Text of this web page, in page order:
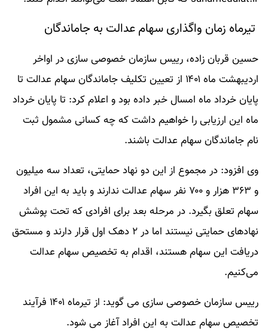
تیرماه زمان واگذاری سهام عدالت به جاماندگان
حسین قربان زاده، رییس سازمان خصوصی سازی در اواخر
اردیبهشت‌ ماه ۱۴۰۱ از تعیین تکلیف جاماندگان سهام عدالت تا
پایان خرداد ماه امسال خبر داده بود و اعلام کرد: تا پایان خرداد
ماه این ارزیابی را خواهیم داشت که چه کسانی مشمول ثبت
‌نام جاماندگان سهام عدالت باشند.
وی افزود: در مجموع از این دو نهاد حمایتی، تعداد سه میلیون
و ۳۶۳ هزار و ۷۰۰ نفر سهام عدالت ندارند و باید به این افراد
سهام تعلق بگیرد. در مرحله بعد برای افرادی که تحت پوشش
نهادهای حمایتی نیستند اما در ۲ دهک اول قرار دارند و مستحق
دریافت این سهام هستند، اقدام به تخصیص سهام عدالت
می‌کنیم.
رییس سازمان خصوصی سازی می گوید: از تیرماه ۱۴۰۱ فرآیند
تخصیص سهام عدالت به این افراد آغاز می‌ شود.